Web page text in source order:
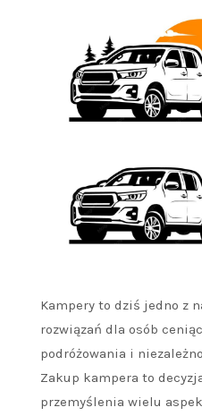
Kampery to dziś jedno z
rozwiązań dla osób
podróżowania i
Zakup kampera to
przemyślenia wielu